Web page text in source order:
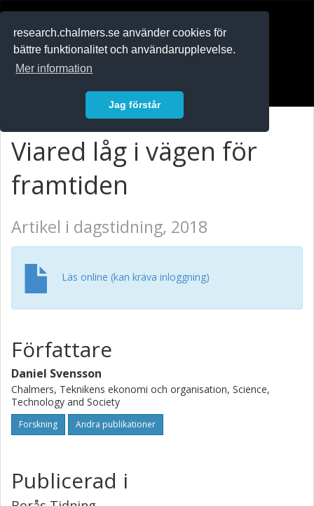
research.chalmers.se använder cookies för
bättre funktionalitet och användarupplevelse.
Mer information
Jag förstår
Viared låg i vägen för
framtiden
Artikel i dagstidning, 2018
Läs online (kan kräva inloggning)
Författare
Daniel Svensson
Chalmers, Teknikens ekonomi och organisation, Science,
Technology and Society
Forskning Andra publikationer
Publicerad i